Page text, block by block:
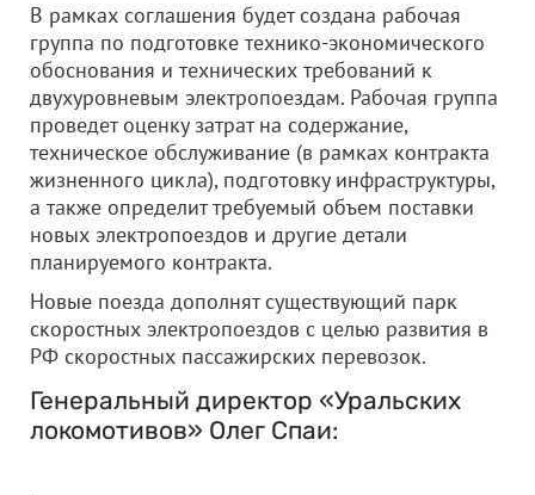
В рамках соглашения будет создана рабочая
группа по подготовке технико-экономического
обоснования и технических требований к
двухуровневым электропоездам. Рабочая группа
проведет оценку затрат на содержание,
техническое обслуживание (в рамках контракта
жизненного цикла), подготовку инфраструктуры,
а также определит требуемый объем поставки
новых электропоездов и другие детали
планируемого контракта.
Новые поезда дополнят существующий парк
скоростных электропоездов с целью развития в
РФ скоростных пассажирских перевозок.
Генеральный директор «Уральских
локомотивов» Олег Спаи: